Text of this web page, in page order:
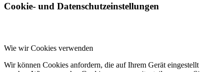
Cookie- und Datenschutzeinstellungen
Wie wir Cookies verwenden
Wir können Cookies anfordern, die auf Ihrem Gerät eingestellt